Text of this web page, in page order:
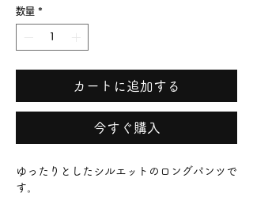
数量 *
カートに追加する
今すぐ購入
ゆったりとしたシルエットのロングパンツで
す。